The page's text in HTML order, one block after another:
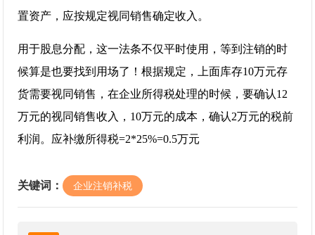
置资产，应按规定视同销售确定收入。
用于股息分配，这一法条不仅平时使用，等到注销的时
候算是也要找到用场了！根据规定，上面库存10万元存
货需要视同销售，在企业所得税处理的时候，要确认12
万元的视同销售收入，10万元的成本，确认2万元的税前
利润。应补缴所得税=2*25%=0.5万元
关键词： 企业注销补税